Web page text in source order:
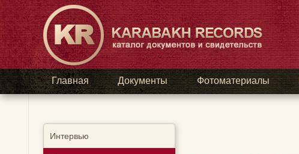
Главная Документы Фотоматериалы
Интервью